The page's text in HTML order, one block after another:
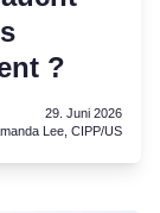
?
29. Juni 2026
Lee, CIPP/US